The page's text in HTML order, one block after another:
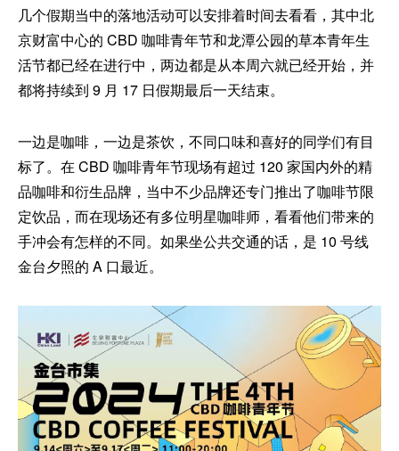
几个假期当中的落地活动可以安排着时间去看看，其中北
京财富中心的 CBD 咖啡青年节和龙潭公园的草本青年生
活节都已经在进行中，两边都是从本周六就已经开始，并
都将持续到 9 月 17 日假期最后一天结束。
一边是咖啡，一边是茶饮，不同口味和喜好的同学们有目
标了。在 CBD 咖啡青年节现场有超过 120 家国内外的精
品咖啡和衍生品牌，当中不少品牌还专门推出了咖啡节限
定饮品，而在现场还有多位明星咖啡师，看看他们带来的
手冲会有怎样的不同。如果坐公共交通的话，是 10 号线
金台夕照的 A 口最近。